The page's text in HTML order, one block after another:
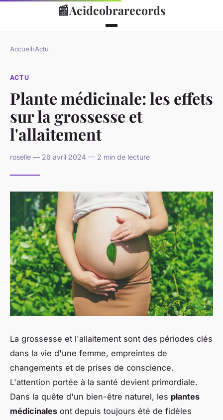
📰Acidcobrarecords
Accueil›Actu
ACTU
Plante médicinale: les effets
sur la grossesse et
l'allaitement
roselle — 26 avril 2024 — 2 min de lecture
La grossesse et l'allaitement sont des périodes clés
dans la vie d'une femme, empreintes de
changements et de prises de conscience.
L'attention portée à la santé devient primordiale.
Dans la quête d'un bien-être naturel, les plantes
médicinales ont depuis toujours été de fidèles